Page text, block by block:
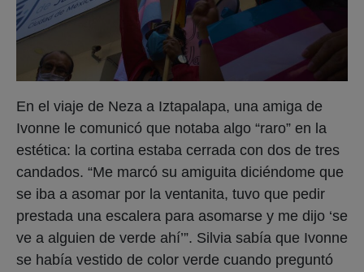
En el viaje de Neza a Iztapalapa, una amiga de
Ivonne le comunicó que notaba algo “raro” en la
estética: la cortina estaba cerrada con dos de tres
candados. “Me marcó su amiguita diciéndome que
se iba a asomar por la ventanita, tuvo que pedir
prestada una escalera para asomarse y me dijo ‘se
ve a alguien de verde ahí’”. Silvia sabía que Ivonne
se había vestido de color verde cuando preguntó